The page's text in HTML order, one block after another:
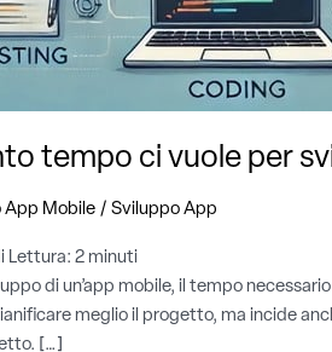
tempo ci vuole per
App Mobile / Sviluppo App
Lettura: 2 minuti
di un’app mobile, il tempo
meglio il progetto, ma incide
[…]